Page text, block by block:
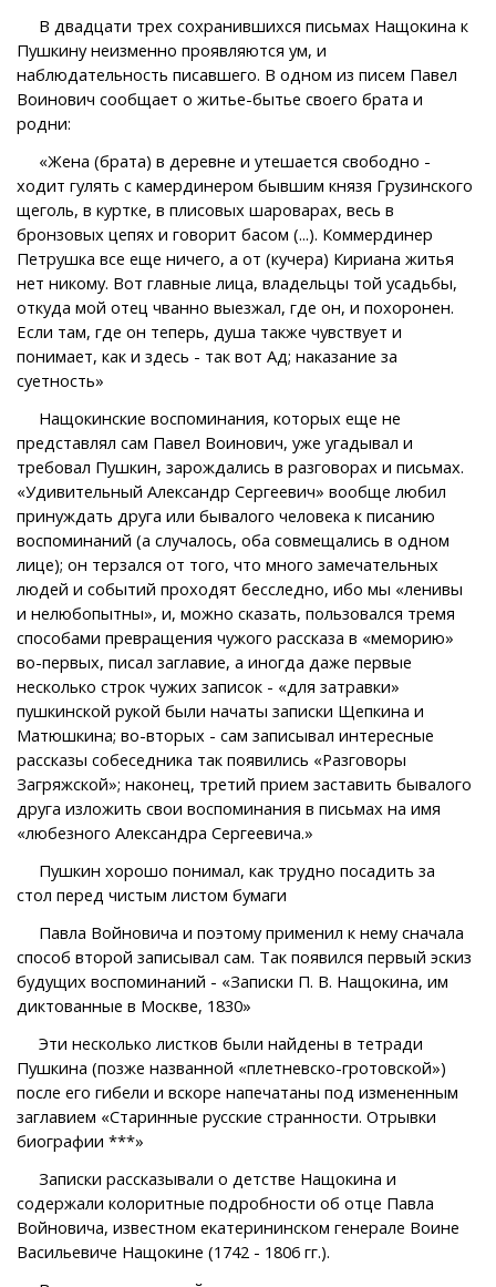
В двадцати трех сохранившихся письмах Нащокина к
Пушкину неизменно проявляются ум, и
наблюдательность писавшего. В одном из писем Павел
Воинович сообщает о житье-бытье своего брата и
родни:
«Жена (брата) в деревне и утешается свободно -
ходит гулять с камердинером бывшим князя Грузинского
щеголь, в куртке, в плисовых шароварах, весь в
бронзовых цепях и говорит басом (...). Коммердинер
Петрушка все еще ничего, а от (кучера) Кириана житья
нет никому. Вот главные лица, владельцы той усадьбы,
откуда мой отец чванно выезжал, где он, и похоронен.
Если там, где он теперь, душа также чувствует и
понимает, как и здесь - так вот Ад; наказание за
суетность»
Нащокинские воспоминания, которых еще не
представлял сам Павел Воинович, уже угадывал и
требовал Пушкин, зарождались в разговорах и письмах.
«Удивительный Александр Сергеевич» вообще любил
принуждать друга или бывалого человека к писанию
воспоминаний (а случалось, оба совмещались в одном
лице); он терзался от того, что много замечательных
людей и событий проходят бесследно, ибо мы «ленивы
и нелюбопытны», и, можно сказать, пользовался тремя
способами превращения чужого рассказа в «меморию»
во-первых, писал заглавие, а иногда даже первые
несколько строк чужих записок - «для затравки»
пушкинской рукой были начаты записки Щепкина и
Матюшкина; во-вторых - сам записывал интересные
рассказы собеседника так появились «Разговоры
Загряжской»; наконец, третий прием заставить бывалого
друга изложить свои воспоминания в письмах на имя
«любезного Александра Сергеевича.»
Пушкин хорошо понимал, как трудно посадить за
стол перед чистым листом бумаги
Павла Войновича и поэтому применил к нему сначала
способ второй записывал сам. Так появился первый эскиз
будущих воспоминаний - «Записки П. В. Нащокина, им
диктованные в Москве, 1830»
Эти несколько листков были найдены в тетради
Пушкина (позже названной «плетневско-гротовской»)
после его гибели и вскоре напечатаны под измененным
заглавием «Старинные русские странности. Отрывки
биографии ***»
Записки рассказывали о детстве Нащокина и
содержали колоритные подробности об отце Павла
Войновича, известном екатерининском генерале Воине
Васильевиче Нащокине (1742 - 1806 гг.).